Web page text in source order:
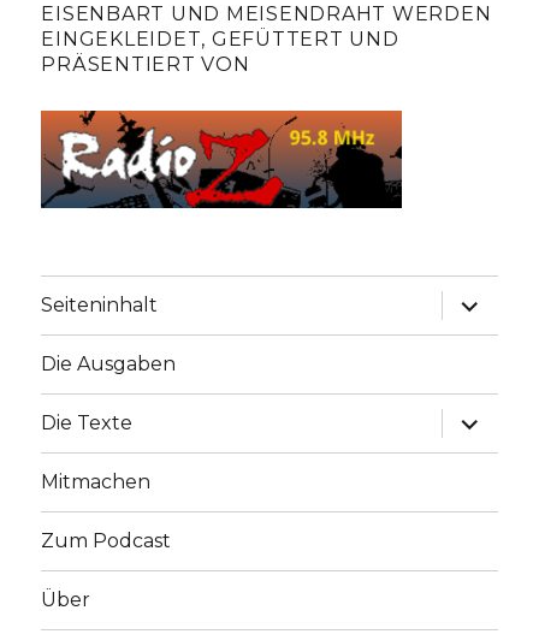
EISENBART UND MEISENDRAHT WERDEN
EINGEKLEIDET, GEFÜTTERT UND
PRÄSENTIERT VON
Seiteninhalt
Die Ausgaben
Die Texte
Mitmachen
Zum Podcast
Über